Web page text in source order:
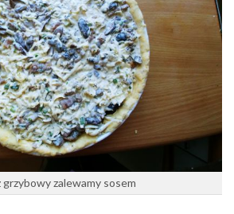
grzybowy zalewamy sosem